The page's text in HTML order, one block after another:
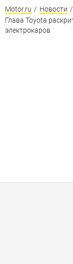
Motor.ru / Новости /
Глава Toyota
электрокаров